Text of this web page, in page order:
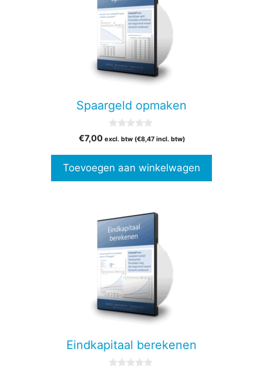
Spaargeld opmaken
v
5
€7,00 excl. btw (€8,47incl. btw)
Toevoegen aan winkelwagen
Eindkapitaal berekenen